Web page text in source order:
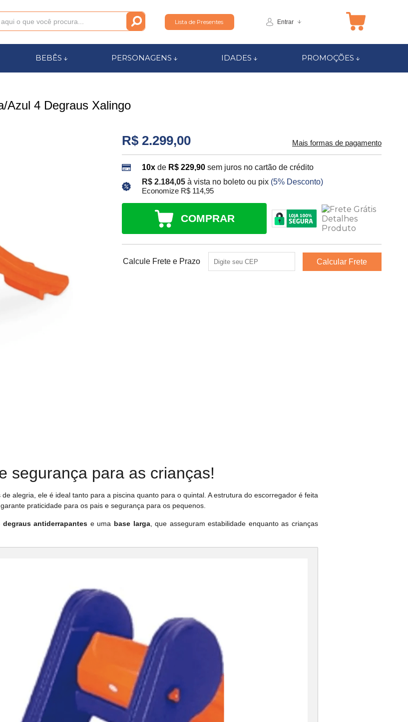
Lista de Presentes Entrar
BEBÊS PERSONAGENS IDADES PROMOÇÕES
Azul 4 Degraus Xalingo
R$ 2.299,00 Mais formas de pagamento
10x de R$ 229,90 sem juros no cartão de crédito
R$ 2.184,05à vista no boleto ou pix (5% Desconto)
Economize R$ 114,95
COMPRAR
Calcule Frete e Prazo
segurança para as crianças!
alegria, ele é ideal tanto para a piscina quanto para o quintal. A estrutura do escorregador é feita
praticidade para os pais e segurança para os pequenos.
degraus antiderrapantes e uma base larga, que asseguram estabilidade enquanto as crianças